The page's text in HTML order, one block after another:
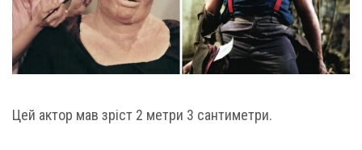
Цей актор мав зріст 2 метри 3 сантиметри.